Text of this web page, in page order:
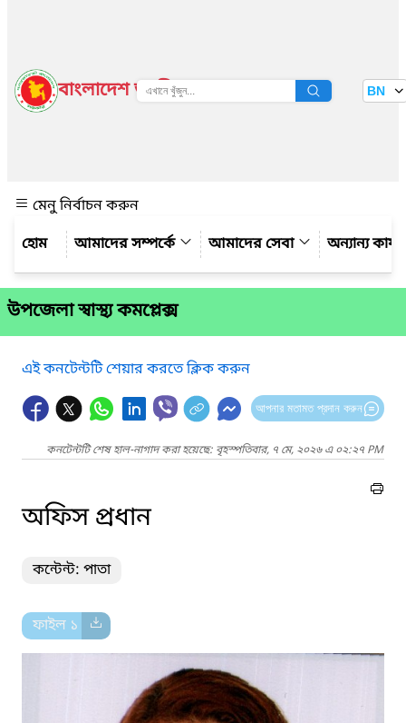
বাংলাদেশ জাতীয় তথ্য বাতায়ন BN
মেনু নির্বাচন করুন
আমাদের সম্পর্কে
আমাদের সেবা অন্যান্য
উপজেলা স্বাস্থ্য কমপ্লেক্স
এই কনটেন্টটি শেয়ার করতে ক্লিক করুন
আপনার মতামত প্রদান করুন
কনটেন্টটি শেষ হাল-নাগাদ করা হয়েছে: বৃহস্পতিবার, ৭ মে, ২০২৬ এ ০২:২৭ PM
অফিস প্রধান
কন্টেন্ট: পাতা
ফাইল ১